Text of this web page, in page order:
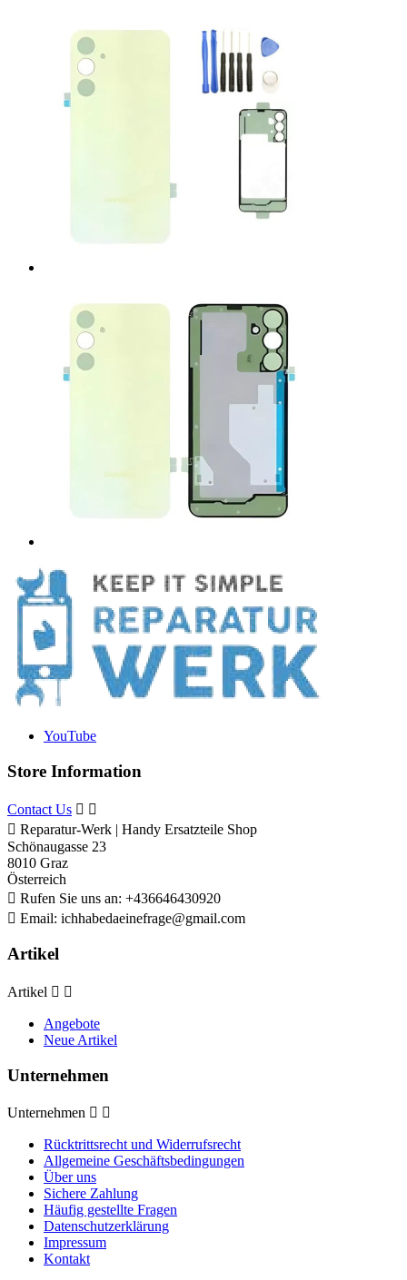
YouTube
Store Information
Contact Us  
 Reparatur-Werk | Handy Ersatzteile Shop
Schönaugasse 23
8010 Graz
Österreich
 Rufen Sie uns an: +436646430920
 Email: ichhabedaeinefrage@gmail.com
Artikel
Artikel  
Angebote
Neue Artikel
Unternehmen
Unternehmen  
Rücktrittsrecht und Widerrufsrecht
Allgemeine Geschäftsbedingungen
Über uns
Sichere Zahlung
Häufig gestellte Fragen
Datenschutzerklärung
Impressum
Kontakt